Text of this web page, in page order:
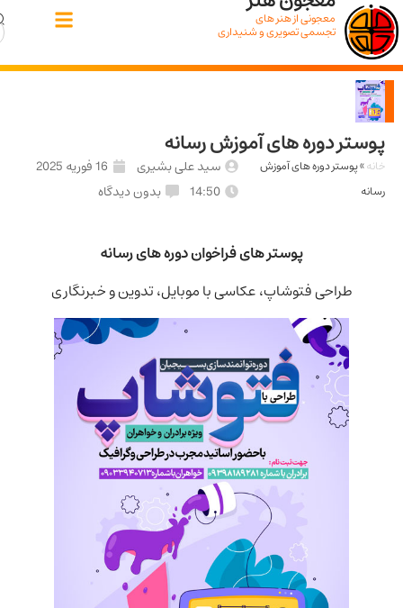
معجونی از هنر های
تجسمی تصویری و شنیداری
دوره های آموزش رسانه
پوستر دوره های آموزش سید علی بشیری
16 فوریه 2025
14:50
بدون دیدگاه
پوستر های فراخوان دوره های رسانه
طراحی فتوشاپ، عکاسی با موبایل، تدوین و خبرنگاری